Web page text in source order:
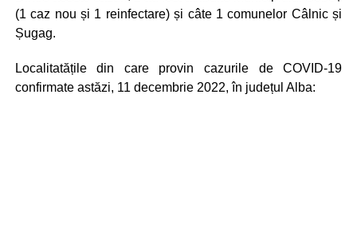
(1 caz nou și 1 reinfectare) și câte 1 comunelor Câlnic și
Șugag.
Localitatățile din care provin cazurile de COVID-19
confirmate astăzi, 11 decembrie 2022, în județul Alba: